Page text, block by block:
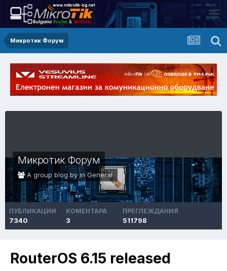
Микротик Форум
Микротик Форум
A group blog by inGeneral
ПУБЛИКАЦИИ
7340
КОМЕНТАРА
3
ПРЕГЛЕЖДАНИЯ
511798
RouterOS 6.15 released